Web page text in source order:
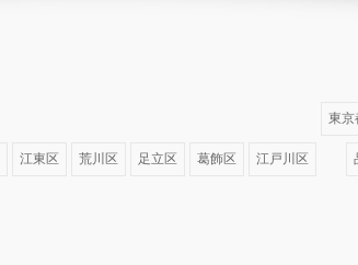
江東区 荒川区 足立区 葛飾区 江戸川区
東京